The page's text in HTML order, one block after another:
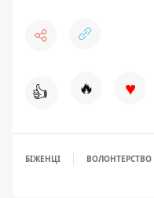
👍 🔥 ♥
БІЖЕНЦІ ВОЛОНТЕРСТВО